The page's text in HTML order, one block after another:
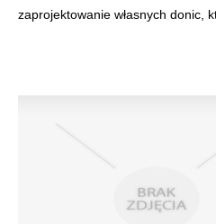
zaprojektowanie własnych donic,